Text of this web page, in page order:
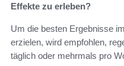
Effekte zu erleben?
Um die besten Ergebnisse
erzielen, wird empfohlen,
täglich oder mehrmals pro